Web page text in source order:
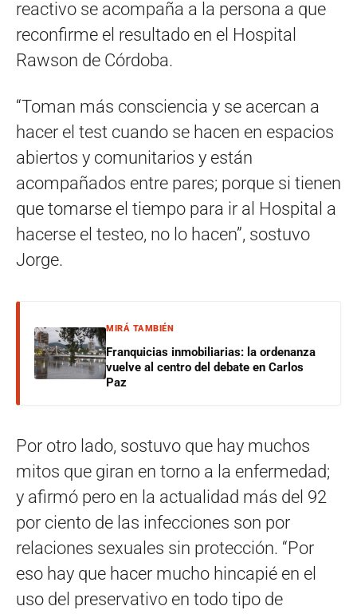
reactivo se acompaña a la persona a que
reconfirme el resultado en el Hospital
Rawson de Córdoba.
“Toman más consciencia y se acercan a
hacer el test cuando se hacen en espacios
abiertos y comunitarios y están
acompañados entre pares; porque si tienen
que tomarse el tiempo para ir al Hospital a
hacerse el testeo, no lo hacen”, sostuvo
Jorge.
MIRÁ TAMBIÉN
Franquicias inmobiliarias: la ordenanza
vuelve al centro del debate en Carlos
Paz
Por otro lado, sostuvo que hay muchos
mitos que giran en torno a la enfermedad;
y afirmó pero en la actualidad más del 92
por ciento de las infecciones son por
relaciones sexuales sin protección. “Por
eso hay que hacer mucho hincapié en el
uso del preservativo en todo tipo de